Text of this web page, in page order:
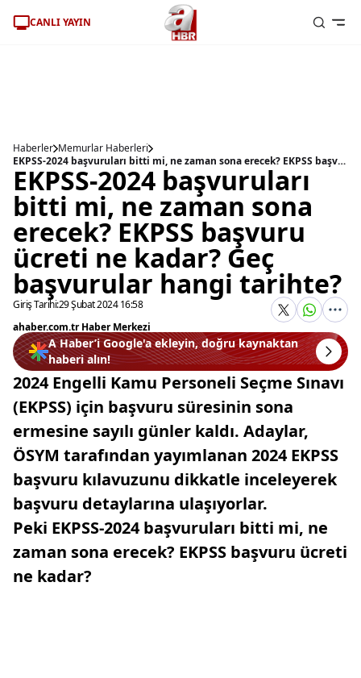
CANLI YAYIN
Haberler Memurlar Haberleri
EKPSS-2024 başvuruları bitti mi, ne zaman sona erecek? EKPSS başvuru ücreti ne kadar? Geç başvurular hangi tarihte?
EKPSS-2024 başvuruları
bitti mi, ne zaman sona
erecek? EKPSS başvuru
ücreti ne kadar? Geç
başvurular hangi tarihte?
Giriş Tarihi:29 Şubat 2024 16:58
ahaber.com.tr Haber Merkezi
A Haber’i Google'a ekleyin, doğru kaynaktan
haberi alın!
2024 Engelli Kamu Personeli Seçme Sınavı
(EKPSS) için başvuru süresinin sona
ermesine sayılı günler kaldı. Adaylar,
ÖSYM tarafından yayımlanan 2024 EKPSS
başvuru kılavuzunu dikkatle inceleyerek
başvuru detaylarına ulaşıyorlar.
Peki EKPSS-2024 başvuruları bitti mi, ne
zaman sona erecek? EKPSS başvuru ücreti
ne kadar?